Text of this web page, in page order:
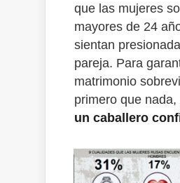
que las mujeres
mayores de 24
sientan
pareja. Para
matrimonio
primero que nada,
un caballero